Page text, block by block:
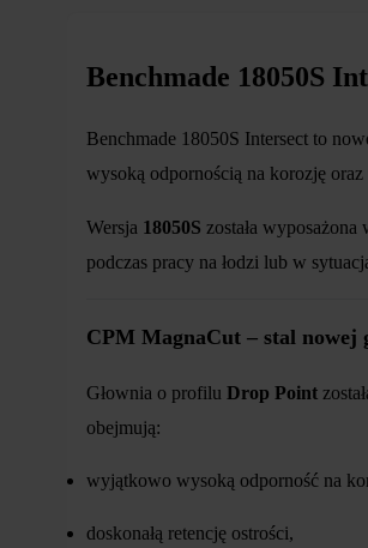
Benchmade 18050S
Benchmade 18050S Intersect to
wysoką odpornością na korozję
Wersja 18050S została
podczas pracy na łodzi lub w
CPM MagnaCut – stal nowej
Głownia o profilu Drop Point
obejmują:
wyjątkowo wysoką odporność na
doskonałą retencję ostrości,